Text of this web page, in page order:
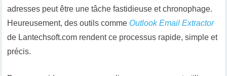
adresses peut être une tâche fastidieuse et chronophage.
Heureusement, des outils comme Outlook Email Extractor
de Lantechsoft.com rendent ce processus rapide, simple et
précis.